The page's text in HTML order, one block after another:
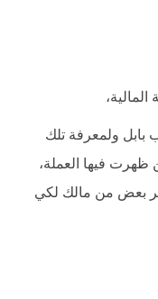
بابل ولمعرفة تلك
ظهرت فيها العملة،
بعض من مالك لكي